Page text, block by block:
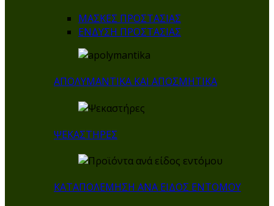
ΜΑΣΚΕΣ ΠΡΟΣΤΑΣΙΑΣ
ΕΝΔΥΣΗ ΠΡΟΣΤΑΣΙΑΣ
ΑΠΟΛΥΜΑΝΤΙΚΑ ΚΑΙ ΑΠΟΣΜΗΤΙΚΑ
ΨΕΚΑΣΤΗΡΕΣ
ΚΑΤΑΠΟΛΕΜΗΣΗ ΑΝΑ ΕΙΔΟΣ ΕΝΤΟΜΟΥ